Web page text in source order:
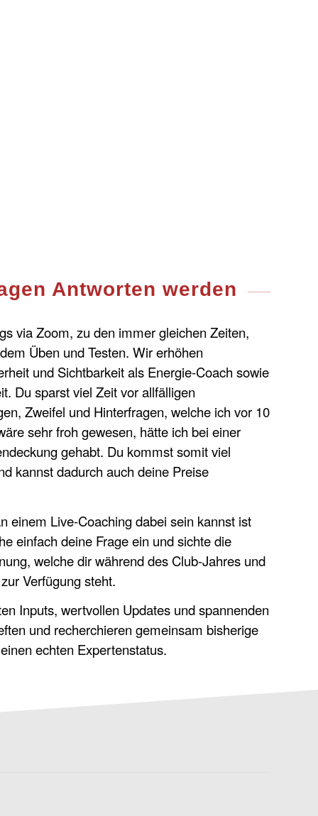
Antworten werden
via Zoom, zu den immer gleichen Zeiten,
Üben und Testen. Wir erhöhen
und Sichtbarkeit als Energie-Coach sowie
Du sparst viel Zeit vor allfälligen
Zweifel und Hinterfragen, welche ich vor 10
sehr froh gewesen, hätte ich bei einer
gehabt. Du kommst somit viel
kannst dadurch auch deine Preise
einem Live-Coaching dabei sein kannst ist
einfach deine Frage ein und sichte die
welche dir während des Club-Jahres und
Verfügung steht.
Inputs, wertvollen Updates und spannenden
und recherchieren gemeinsam bisherige
echten Expertenstatus.